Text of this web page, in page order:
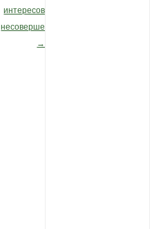
интересов
несовершеннолетних.
→